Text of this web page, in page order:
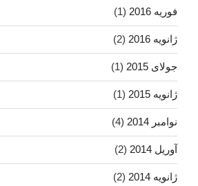
فوریه 2016 (1)
ژانویه 2016 (2)
جولای 2015 (1)
ژانویه 2015 (1)
نوامبر 2014 (4)
آوریل 2014 (2)
ژانویه 2014 (2)